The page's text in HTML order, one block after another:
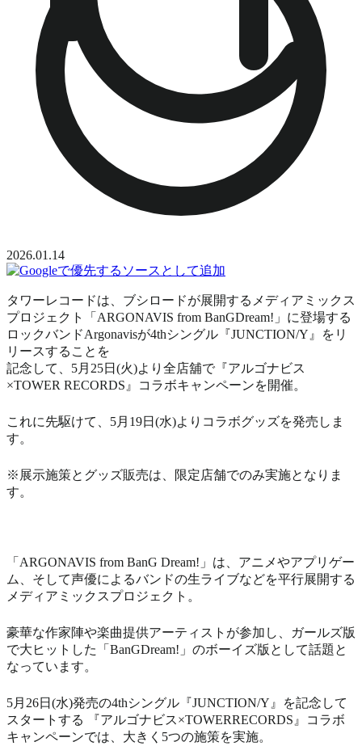
2026.01.14
タワーレコードは、ブシロードが展開するメディアミックス
プロジェクト「ARGONAVIS from BanGDream!」に登場する
ロックバンドArgonavisが4thシングル『JUNCTION/Y』をリ
リースすることを
記念して、5月25日(火)より全店舖で『アルゴナビス
×TOWER RECORDS』コラボキャンペーンを開催。
これに先駆けて、5月19日(水)よりコラボグッズを発売しま
す。
※展示施策とグッズ販売は、限定店舗でのみ実施となりま
す。
「ARGONAVIS from BanG Dream!」は、アニメやアプリゲー
ム、そして声優によるバンドの生ライブなどを平行展開する
メディアミックスプロジェクト。
豪華な作家陣や楽曲提供アーティストが参加し、ガールズ版
で大ヒットした「BanGDream!」のボーイズ版として話題と
なっています。
5月26日(水)発売の4thシングル『JUNCTION/Y』を記念して
スタートする 『アルゴナビス×TOWERRECORDS』コラボ
キャンペーンでは、大きく5つの施策を実施。